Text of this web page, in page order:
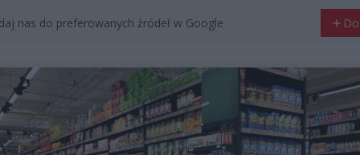
nas do preferowanych źródeł w Google